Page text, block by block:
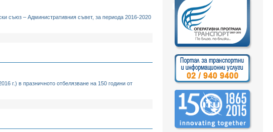
съюз – Административния съвет, за периода 2016-2020
г.) в празничното отбелязване на 150 години от